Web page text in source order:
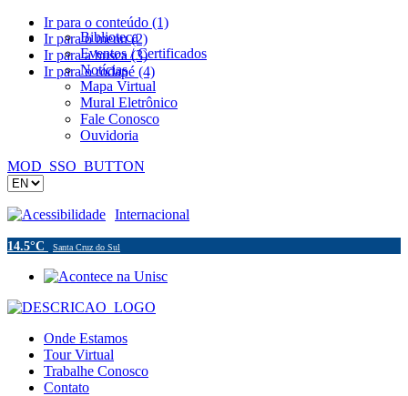
Ir para o conteúdo (1)
Ir para o menu (2)
Ir para a busca (3)
Ir para o rodapé (4)
Biblioteca
Eventos / Certificados
Notícias
Mapa Virtual
Mural Eletrônico
Fale Conosco
Ouvidoria
MOD_SSO_BUTTON
Acessibilidade Internacional
14.5°C Santa Cruz do Sul
Onde Estamos
Tour Virtual
Trabalhe Conosco
Contato